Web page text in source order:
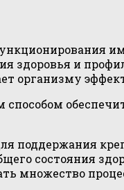
и
организму
поддержания
состояния
множество